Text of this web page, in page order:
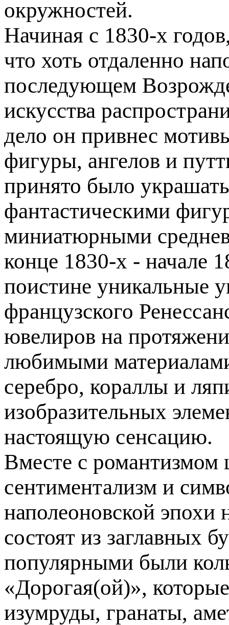
окружностей.
Начиная с 1830-х
что хоть отдаленно
последующем
искусства
дело он привнес
фигуры, ангелов и
принято было
фантастическими
миниатюрными
конце 1830-х - начале
поистине уникальные
французского
ювелиров на
любимыми
серебро, кораллы и
изобразительных
настоящую сенсацию.
Вместе с романтизмом
сентиментализм и
наполеоновской эпохи
состоят из заглавных
популярными были
«Дорогая(ой)»,
изумруды, гранаты,